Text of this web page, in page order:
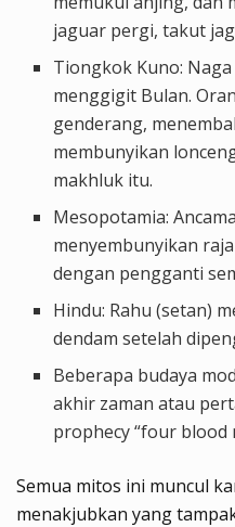
jaguar pergi, takut
Tiongkok Kuno:
menggigit Bulan.
genderang,
membunyikan
makhluk itu.
Mesopotamia:
menyembunyikan
dengan pengganti
Hindu: Rahu (setan)
dendam setelah
Beberapa budaya
akhir zaman atau
prophecy “four blood
Semua mitos ini muncul
menakjubkan yang